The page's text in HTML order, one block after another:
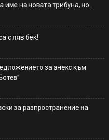
име на новата трибуна, но…
с ляв бек!
за анекс към
за разпространение на